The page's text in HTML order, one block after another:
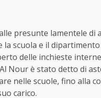
presunte lamentele di
la scuola e il
delle inchieste
Nour è stato detto di
nelle scuole, fino alla
carico.